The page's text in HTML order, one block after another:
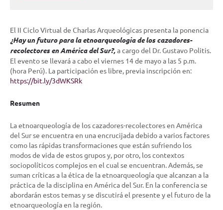
El II Ciclo Virtual de Charlas Arqueológicas presenta la ponencia
¿Hay un futuro para la etnoarqueologia de los cazadores-
recolectores en América del Sur?,a cargo del Dr. Gustavo Politis.
El evento se llevará a cabo el viernes 14 de mayo a las 5 p.m.
(hora Perú). La participación es libre, previa inscripción en:
https://bit.ly/3dWKSRk
Resumen
La etnoarqueología de los cazadores-recolectores en América
del Sur se encuentra en una encrucijada debido a varios factores
como las rápidas transformaciones que están sufriendo los
modos de vida de estos grupos y, por otro, los contextos
sociopolíticos complejos en el cual se encuentran. Además, se
suman críticas a la ética de la etnoarqueología que alcanzan a la
práctica de la disciplina en América del Sur. En la conferencia se
abordarán estos temas y se discutirá el presente y el futuro de la
etnoarqueología en la región.